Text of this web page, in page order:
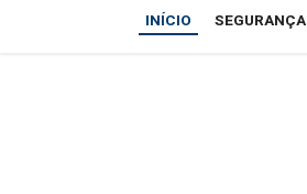
INÍCIO SEGURANÇA